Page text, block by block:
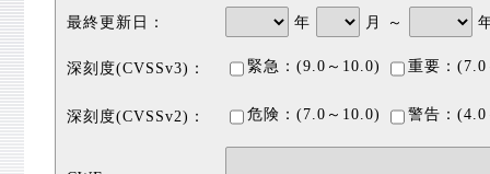
最終更新日： 年 月 ～
深刻度(CVSSv3)： 緊急：(9.0～10.0) 重要：
深刻度(CVSSv2)： 危険：(7.0～10.0) 警告：